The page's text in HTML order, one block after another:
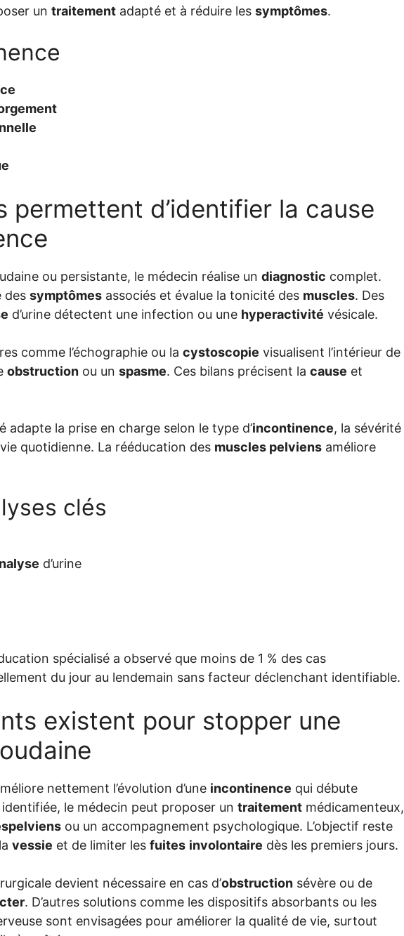
un traitement adapté et à réduire les symptômes.
permettent d’identifier la cause
ou persistante, le médecin réalise un diagnostic complet.
des symptômes associés et évalue la tonicité des muscles. Des
d’urine détectent une infection ou une hyperactivité vésicale.
comme l’échographie ou la cystoscopie visualisent l’intérieur de
obstruction ou un spasme. Ces bilans précisent la cause et
adapte la prise en charge selon le type d’incontinence, la sévérité
quotidienne. La rééducation des muscles pelviens améliore
clés
d’urine
spécialisé a observé que moins de 1 % des cas
du jour au lendemain sans facteur déclenchant identifiable.
existent pour stopper une
nettement l’évolution d’une incontinence qui débute
identifiée, le médecin peut proposer un traitement médicamenteux,
ou un accompagnement psychologique. L’objectif reste
vessie et de limiter les fuites involontaire dès les premiers jours.
devient nécessaire en cas d’obstruction sévère ou de
. D’autres solutions comme les dispositifs absorbants ou les
sont envisagées pour améliorer la qualité de vie, surtout